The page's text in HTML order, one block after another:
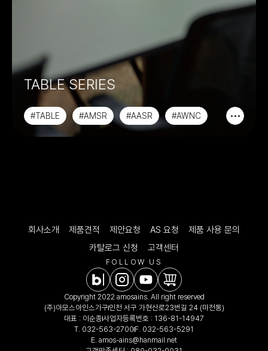
TABLE SERIES
#TABLE #AMSR #AASR #AWNC
회사소개 제품견적 제안요청 AS 요청
제품 사용 문의
카탈로그 신청
고객센터
FOLLOW US
Copyright 2022 amosains. All right reserved
(주)아모스아인스가구인천 서구 가현산로23번길 24 (마전동)
대표 : 이순종사업자등록번호 : 136-81-14947
T. 032-563-2700 F. 032-563-5291
E. amos-ains@hanmail.net